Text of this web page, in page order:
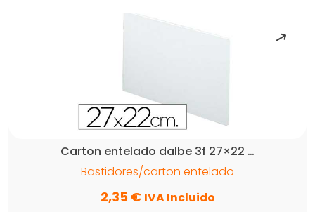
Carton entelado dalbe 3f 27×22 …
Bastidores/carton entelado
2,35 € IVA Incluido